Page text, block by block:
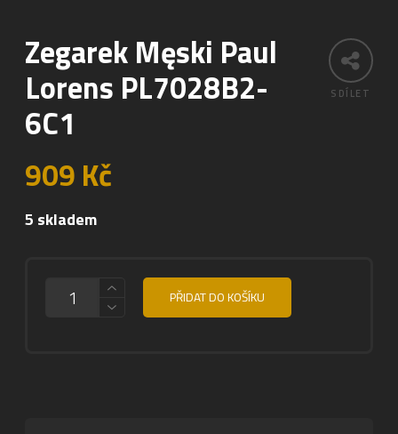
SDÍLET
Zegarek Męski Paul
Lorens PL7028B2-
6C1
909Kč
5 skladem
PŘIDAT DO KOŠÍKU